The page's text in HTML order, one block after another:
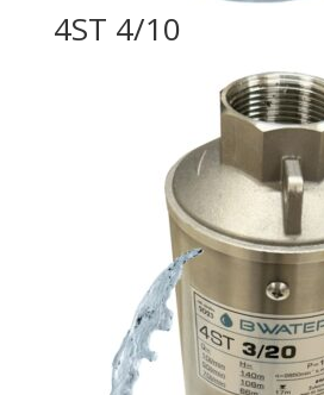
4ST 4/10